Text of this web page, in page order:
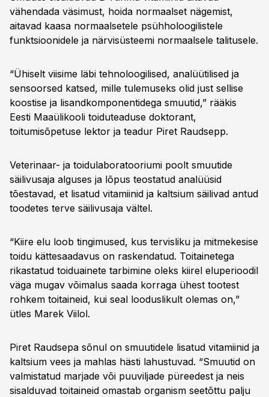
vähendada väsimust, hoida normaalset nägemist,
aitavad kaasa normaalsetele psühholoogilistele
funktsioonidele ja närvisüsteemi normaalsele talitusele.
“Ühiselt viisime läbi tehnoloogilised, analüütilised ja
sensoorsed katsed, mille tulemuseks olid just sellise
koostise ja lisandkomponentidega smuutid,” rääkis
Eesti Maaülikooli toiduteaduse doktorant,
toitumisõpetuse lektor ja teadur Piret Raudsepp.
Veterinaar- ja toidulaboratooriumi poolt smuutide
säilivusaja alguses ja lõpus teostatud analüüsid
tõestavad, et lisatud vitamiinid ja kaltsium säilivad antud
toodetes terve säilivusaja vältel.
“Kiire elu loob tingimused, kus tervisliku ja mitmekesise
toidu kättesaadavus on raskendatud. Toitainetega
rikastatud toiduainete tarbimine oleks kiirel eluperioodil
väga mugav võimalus saada korraga ühest tootest
rohkem toitaineid, kui seal looduslikult olemas on,”
ütles Marek Viilol.
Piret Raudsepa sõnul on smuutidele lisatud vitamiinid ja
kaltsium vees ja mahlas hästi lahustuvad. “Smuutid on
valmistatud marjade või puuviljade püreedest ja neis
sisalduvad toitaineid omastab organism seetõttu palju